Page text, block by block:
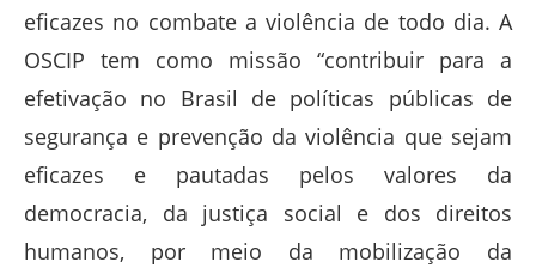
eficazes no combate a violência de todo dia. A
OSCIP tem como missão “contribuir para a
efetivação no Brasil de políticas públicas de
segurança e prevenção da violência que sejam
eficazes e pautadas pelos valores da
democracia, da justiça social e dos direitos
humanos, por meio da mobilização da